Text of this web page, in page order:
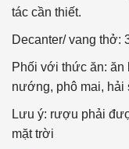
tác cần thiết.
Decanter/ vang thở:
Phối với thức ăn: ăn
nướng, phô mai, hải
Lưu ý: rượu phải
mặt trời